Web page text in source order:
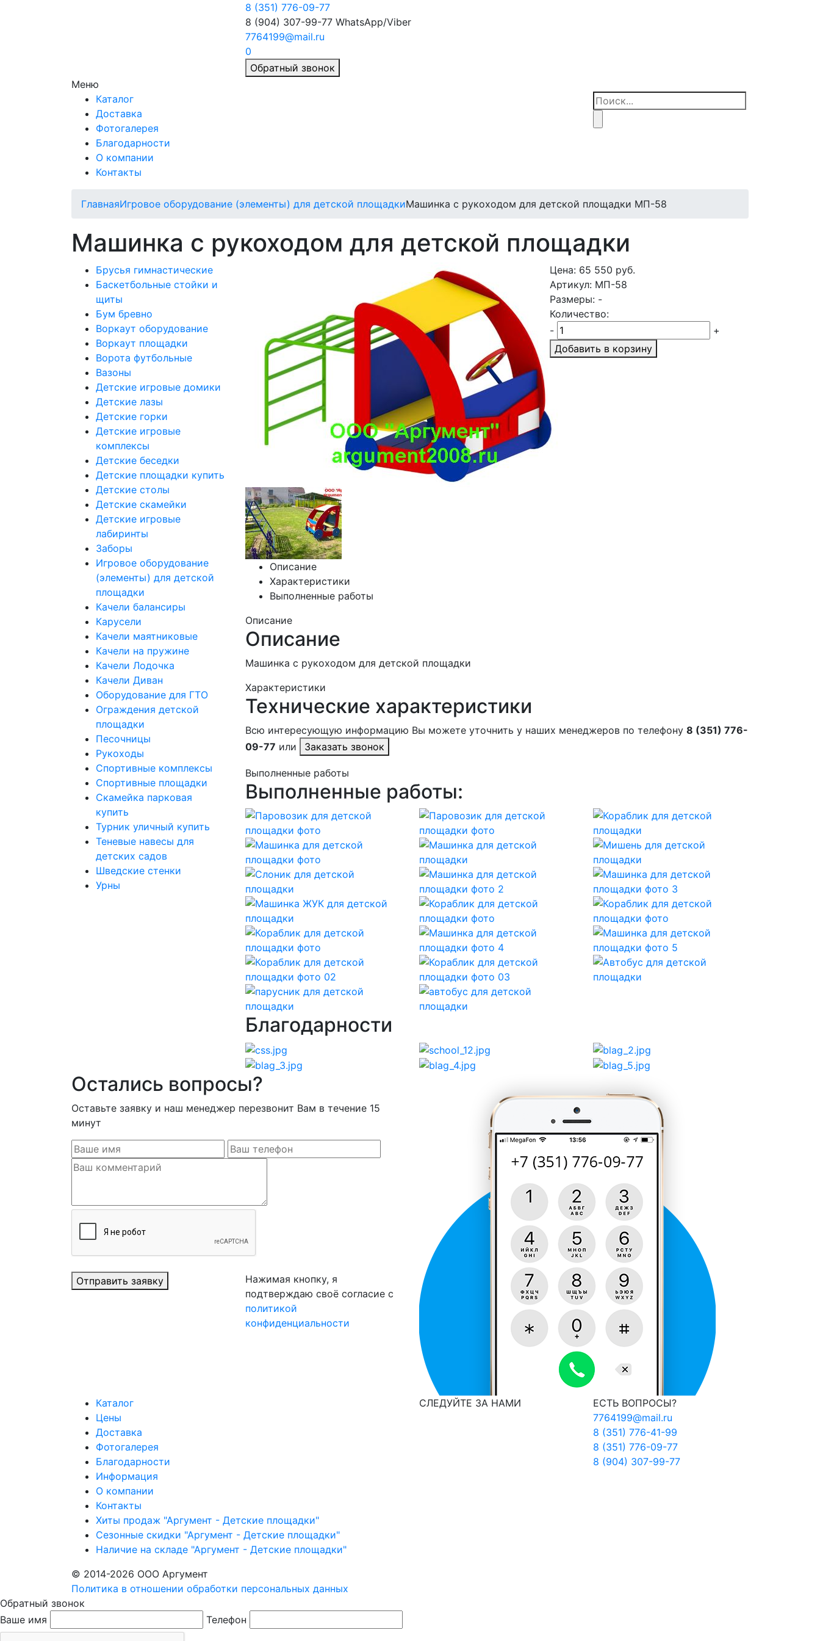
8 (351) 776-09-77
8 (904) 307-99-77 WhatsApp/Viber
7764199@mail.ru
0
Обратный звонок
Меню
Каталог
Доставка
Фотогалерея
Благодарности
О компании
Контакты
ГлавнаяИгровое оборудование (элементы) для детской площадкиМашинка с рукоходом для детской площадки МП-58
Машинка с рукоходом для детской площадки
Брусья гимнастические
Баскетбольные стойки и
щиты
Бум бревно
Воркаут оборудование
Воркаут площадки
Ворота футбольные
Вазоны
Детские игровые домики
Детские лазы
Детские горки
Детские игровые
комплексы
Детские беседки
Детские площадки купить
Детские столы
Детские скамейки
Детские игровые
лабиринты
Заборы
Игровое оборудование
(элементы) для детской
площадки
Качели балансиры
Карусели
Качели маятниковые
Качели на пружине
Качели Лодочка
Качели Диван
Оборудование для ГТО
Ограждения детской
площадки
Песочницы
Рукоходы
Спортивные комплексы
Спортивные площадки
Скамейка парковая
купить
Турник уличный купить
Теневые навесы для
детских садов
Шведские стенки
Урны
Цена: 65 550 руб.
Артикул: МП-58
Размеры: -
Количество:
-
+
Добавить в корзину
Описание
Характеристики
Выполненные работы
Описание
Описание
Машинка с рукоходом для детской площадки
Характеристики
Технические характеристики
Всю интересующую информацию Вы можете уточнить у наших менеджеров по телефону 8 (351) 776-
09-77 или Заказать звонок
Выполненные работы
Выполненные работы:
Благодарности
Остались вопросы?
Оставьте заявку и наш менеджер перезвонит Вам в течение 15
минут
Отправить заявку
Нажимая кнопку, я
подтверждаю своё согласие с
политикой
конфиденциальности
Каталог
Цены
Доставка
Фотогалерея
Благодарности
Информация
О компании
Контакты
Хиты продаж "Аргумент - Детские площадки"
Сезонные скидки "Аргумент - Детские площадки"
Наличие на складе "Аргумент - Детские площадки"
СЛЕДУЙТЕ ЗА НАМИ
ЕСТЬ ВОПРОСЫ?
7764199@mail.ru
8 (351) 776-41-99
8 (351) 776-09-77
8 (904) 307-99-77
© 2014-2026 ООО Аргумент
Политика в отношении обработки персональных данных
Обратный звонок
Ваше имя
Телефон